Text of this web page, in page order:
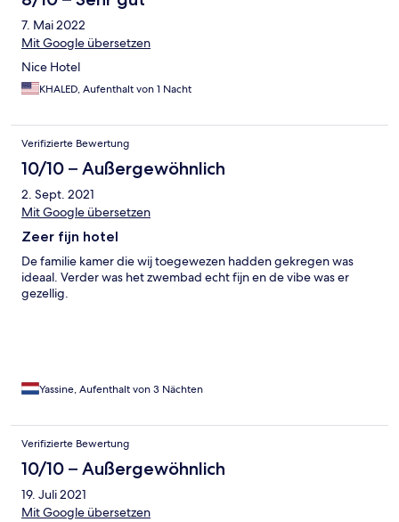
7. Mai 2022
Mit Google übersetzen
Nice Hotel
KHALED, Aufenthalt von 1 Nacht
Verifizierte Bewertung
10/10 – Außergewöhnlich
2. Sept. 2021
Mit Google übersetzen
Zeer fijn hotel
De familie kamer die wij toegewezen hadden gekregen was
ideaal. Verder was het zwembad echt fijn en de vibe was er
gezellig.
Yassine, Aufenthalt von 3 Nächten
Verifizierte Bewertung
10/10 – Außergewöhnlich
19. Juli 2021
Mit Google übersetzen